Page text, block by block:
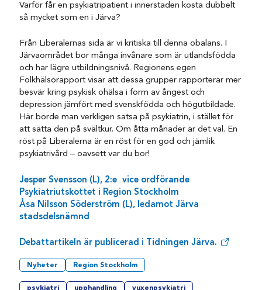
Varför får en psykiatripatient i innerstaden kosta dubbelt
så mycket som en i Järva?
Från Liberalernas sida är vi kritiska till denna obalans. I
Järvaområdet bor många invånare som är utlandsfödda
och har lägre utbildningsnivå. Regionens egen
Folkhälsorapport visar att dessa grupper rapporterar mer
besvär kring psykisk ohälsa i form av ångest och
depression jämfört med svenskfödda och högutbildade.
Här borde man verkligen satsa på psykiatrin, i stället för
att sätta den på svältkur. Om åtta månader är det val. En
röst på Liberalerna är en röst för en god och jämlik
psykiatrivård – oavsett var du bor!
Jesper Svensson (L), 2:e vice ordförande
Psykiatriutskottet i Region Stockholm
Åsa Nilsson Söderström (L), ledamot Järva
stadsdelsnämnd
Debattartikeln är publicerad i Tidningen Järva.
Nyheter Region Stockholm
psykiatri upphandling vuxenpsykiatri